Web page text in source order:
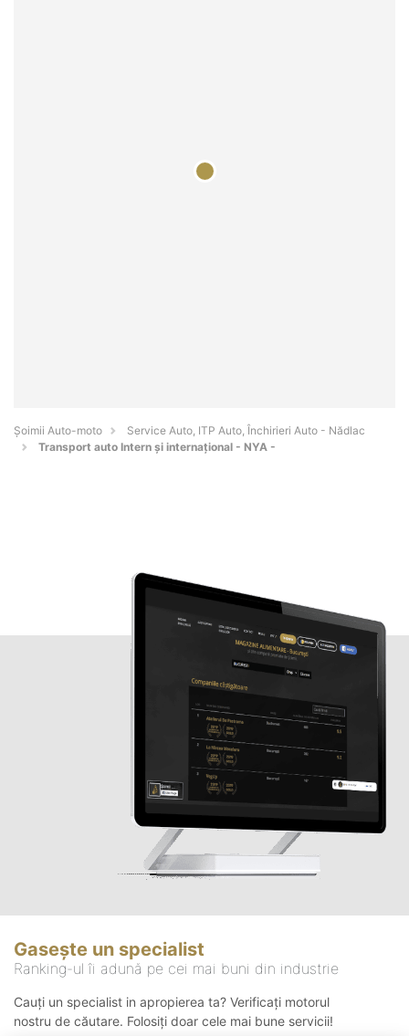
Șoimii Auto-moto
Service Auto, ITP Auto, Închirieri Auto - Nădlac
Transport auto Intern și internațional - NYA -
Gasește un specialist
Ranking-ul îi adună pe cei mai buni din industrie
Cauți un specialist in apropierea ta? Verificați motorul
nostru de căutare. Folosiți doar cele mai bune servicii!